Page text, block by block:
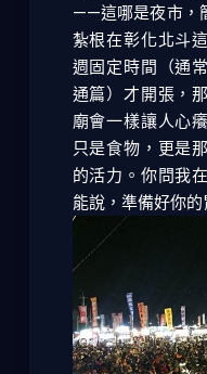
——這哪是夜市，
紮根在彰化北斗
週固定時間（通
通篇）才開張，
廟會一樣讓人心
只是食物，更是
的活力。你問我
能說，準備好你的